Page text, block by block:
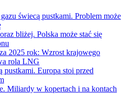
świecą pustkami. Problem może
bliżej. Polska może stać się
2025 rok: Wzrost krajowego
rola LNG
pustkami. Europa stoi przed
Miliardy w kopertach i na kontach